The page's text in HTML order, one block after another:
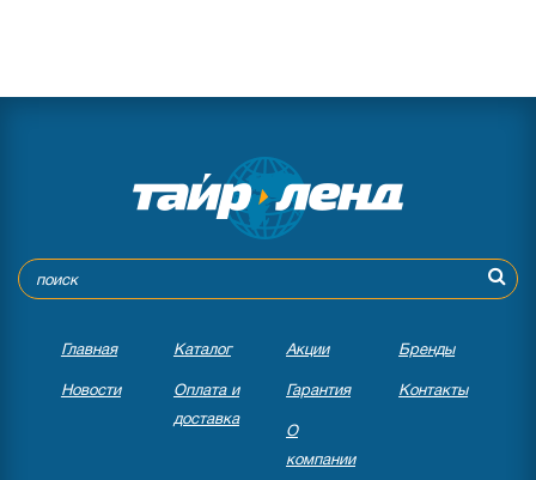
0 отзывов
Главная Каталог Акции Бренды
Новости
Оплата и
доставка
Гарантия Контакты
О
компании